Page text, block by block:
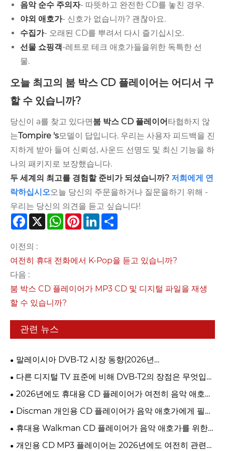
음악 순수 주의자- 따뜻하고 완전한 CD를 놓친 경우.
야외 애호가- 신호가 없습니까? 괜찮아요.
수집가- 오래된 CD를 뿌려서 다시 즐기십시오.
선물 쇼핑객-레트로 테크 애호가들을위한 독특한 선
물.
오늘 최고의 붐 박스 CD 플레이어는 어디서 구
할 수 있습니까?
당신이 a를 찾고 있다면붐 박스 CD 플레이어타협하지 않
는Tompire 's모델이 답입니다. 우리는 사용자 피드백을 진
지하게 받아 들여 신뢰성, 사운드 선명도 및 최신 기능을 하
나의 패키지로 보장했습니다.
두 세계의 최고를 경험할 준비가 되셨습니까? 저희에게 연
락하십시오오늘 당신의 주문을하거나 질문을하기 위해 -
우리는 당신의 의견을 듣고 싶습니다!
Facebook
X WhatsApp
PinterestLinkedIn
이전의 :
여전히 휴대 전화에서 K-Pop을 듣고 있습니까?
다음 :
붐 박스 CD 플레이어가 MP3 CD 및 디지털 파일을 재생
할 수 있습니까?
관련 뉴스
말레이시아 DVB-T2 시장 동향(2026년
myFreeview/MYTV)
다른 디지털 TV 표준에 비해 DVB-T2의 장점은 무엇입니
까?
2026년에도 휴대용 CD 플레이어가 여전히 음악 애호가
를 위한 최고의 선택인 이유는 무엇입니까?
Discman 개인용 CD 플레이어가 음악 애호가에게 필수
품인 이유
휴대용 Walkman CD 플레이어가 음악 애호가를 위한
최고의 옵션인 이유
개인용 CD MP3 플레이어는 2026년에도 여전히 관련성